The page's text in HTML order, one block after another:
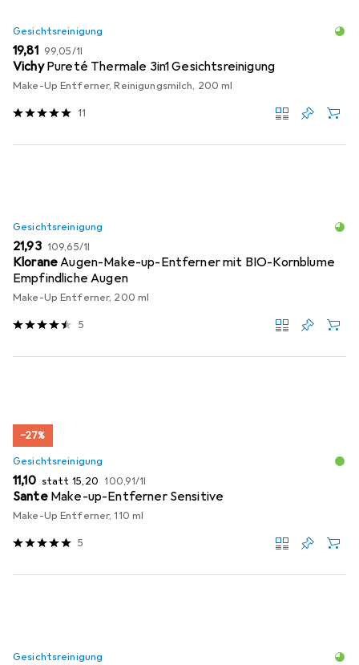
Gesichtsreinigung
EUR
19,81 EUR
99,05/1l
Vichy Pureté Thermale 3in1 Gesichtsreinigung
Make-Up Entferner, Reinigungsmilch, 200 ml
11
Gesichtsreinigung
EUR
21,93 EUR
109,65/1l
KloraneAugen-Make-up-Entferner mit BIO-Kornblume
Empfindliche Augen
Make-Up Entferner, 200 ml
5
−27%
Gesichtsreinigung
EUR
11,10 statt EUR
15,20 EUR
100,91/1l
Sante Make-up-Entferner Sensitive
Make-Up Entferner, 110 ml
5
Gesichtsreinigung